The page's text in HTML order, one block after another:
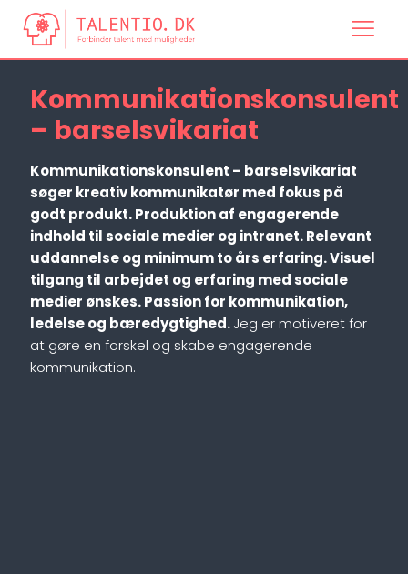
Kommunikationskonsulent
– barselsvikariat
Kommunikationskonsulent – barselsvikariat
søger kreativ kommunikatør med fokus på
godt produkt. Produktion af engagerende
indhold til sociale medier og intranet. Relevant
uddannelse og minimum to års erfaring. Visuel
tilgang til arbejdet og erfaring med sociale
medier ønskes. Passion for kommunikation,
ledelse og bæredygtighed.Jeg er motiveret for
at gøre en forskel og skabe engagerende
kommunikation.